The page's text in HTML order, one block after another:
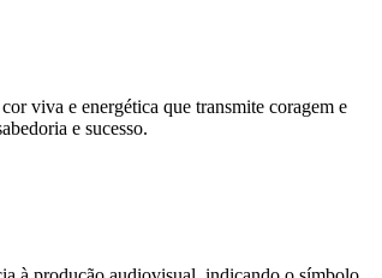
viva e energética que transmite coragem e
e sucesso.